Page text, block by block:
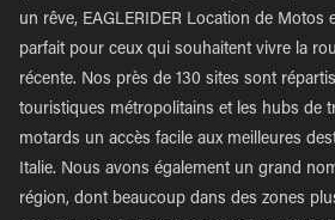
un rêve, EAGLERIDER Location de Motos
parfait pour ceux qui souhaitent vivre la
récente. Nos près de 130 sites sont
touristiques métropolitains et les hubs de
motards un accès facile aux meilleures
Italie. Nous avons également un grand
région, dont beaucoup dans des zones